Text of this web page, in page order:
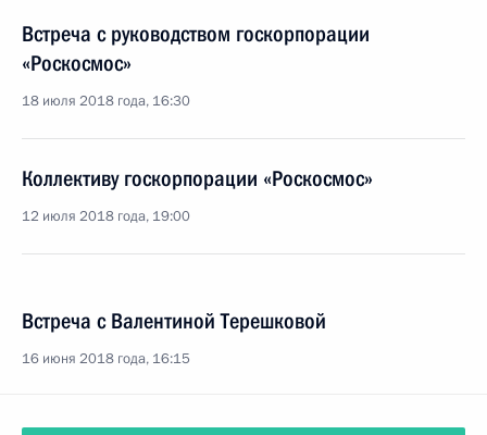
Встреча с руководством госкорпорации
«Роскосмос»
18 июля 2018 года, 16:30
Коллективу госкорпорации «Роскосмос»
12 июля 2018 года, 19:00
Встреча с Валентиной Терешковой
16 июня 2018 года, 16:15